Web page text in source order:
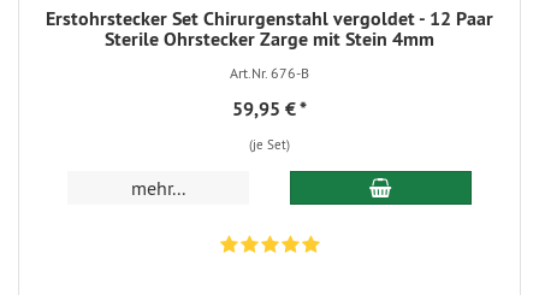
Erstohrstecker Set Chirurgenstahl vergoldet - 12 Paar
Sterile Ohrstecker Zarge mit Stein 4mm
Art.Nr. 676-B
59,95 €*
(je Set)
mehr...